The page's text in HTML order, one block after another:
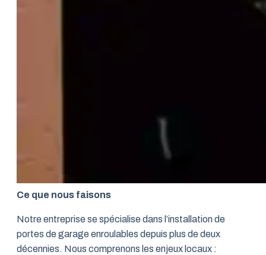
Ce que nous faisons
Notre entreprise se spécialise dans l’installation de
portes de garage enroulables depuis plus de deux
décennies. Nous comprenons les enjeux locaux :